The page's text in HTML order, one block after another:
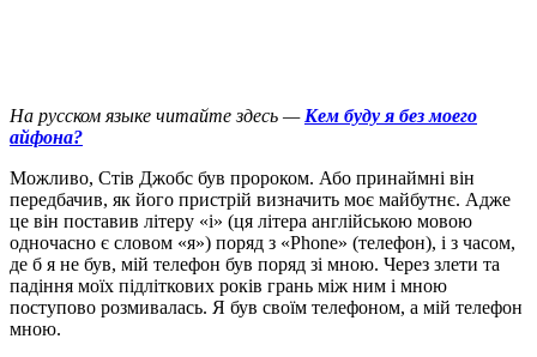
На русском языке читайте здесь — Кем буду я без моего
айфона?
Можливо, Стів Джобс був пророком. Або принаймні він
передбачив, як його пристрій визначить моє майбутнє. Адже
це він поставив літеру «i» (ця літера англійською мовою
одночасно є словом «я») поряд з «Phone» (телефон), і з часом,
де б я не був, мій телефон був поряд зі мною. Через злети та
падіння моїх підліткових років грань між ним і мною
поступово розмивалась. Я був своїм телефоном, а мій телефон
мною.